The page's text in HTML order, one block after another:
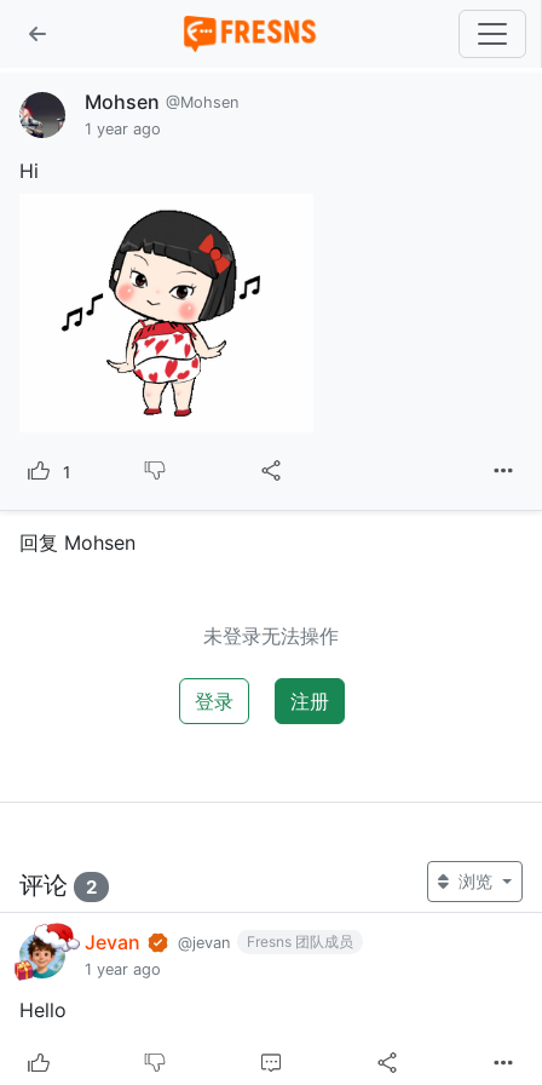
Mohsen @Mohsen
1 year ago
Hi
1
回复 Mohsen
未登录无法操作
登录 注册
评论 2 浏览
Jevan @jevan
Fresns 团队成员
1 year ago
Hello